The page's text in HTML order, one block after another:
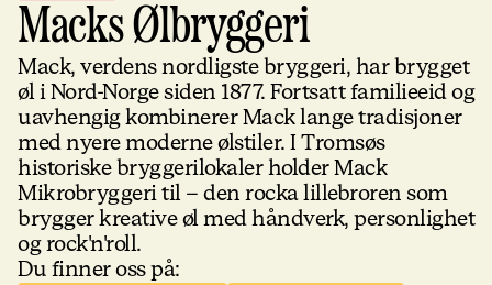
Macks Ølbryggeri
Mack, verdens nordligste bryggeri, har brygget
øl i Nord-Norge siden 1877. Fortsatt familieeid og
uavhengig kombinerer Mack lange tradisjoner
med nyere moderne ølstiler. I Tromsøs
historiske bryggerilokaler holder Mack
Mikrobryggeri til – den rocka lillebroren som
brygger kreative øl med håndverk, personlighet
og rock'n'roll.
Du finner oss på: